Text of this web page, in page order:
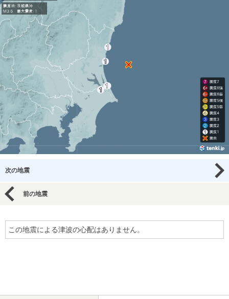
次の地震
前の地震
この地震による津波の心配はありません。